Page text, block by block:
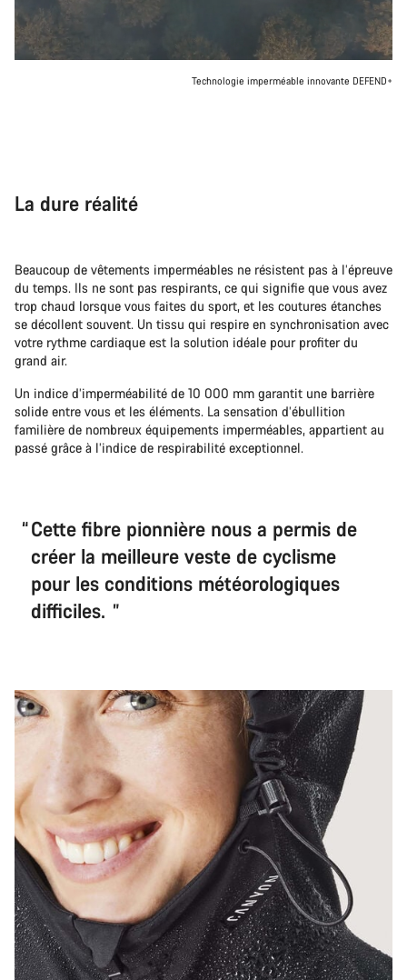
Technologie imperméable innovante DEFEND+
La dure réalité
Beaucoup de vêtements imperméables ne résistent pas à l’épreuve
du temps. Ils ne sont pas respirants, ce qui signifie que vous avez
trop chaud lorsque vous faites du sport, et les coutures étanches
se décollent souvent. Un tissu qui respire en synchronisation avec
votre rythme cardiaque est la solution idéale pour profiter du
grand air.
Un indice d’imperméabilité de 10 000 mm garantit une barrière
solide entre vous et les éléments. La sensation d’ébullition
familière de nombreux équipements imperméables, appartient au
passé grâce à l’indice de respirabilité exceptionnel.
Cette fibre pionnière nous a permis de
créer la meilleure veste de cyclisme
pour les conditions météorologiques
difficiles.